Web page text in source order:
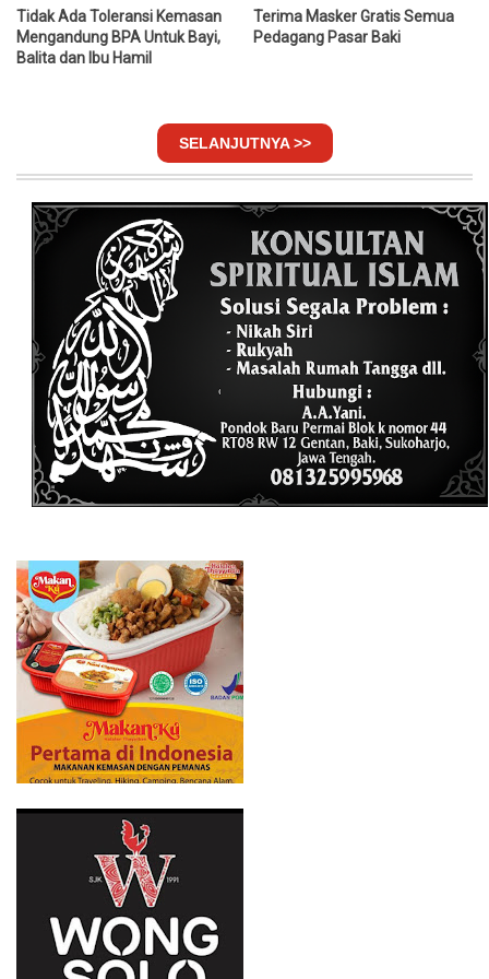
Tidak Ada Toleransi Kemasan
Mengandung BPA Untuk Bayi,
Balita dan Ibu Hamil
Terima Masker Gratis Semua
Pedagang Pasar Baki
SELANJUTNYA >>